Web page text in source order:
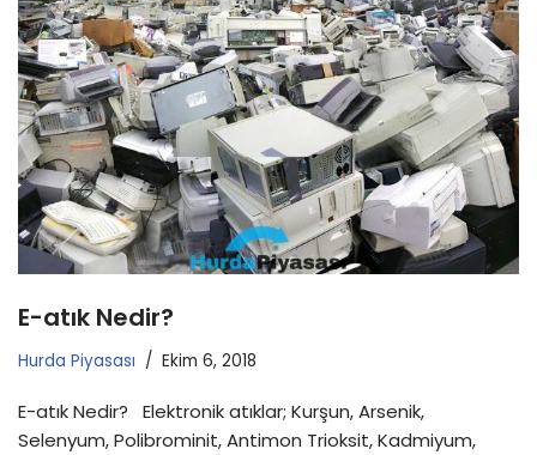
E-atık Nedir?
Hurda Piyasası Ekim 6, 2018
E-atık Nedir? Elektronik atıklar; Kurşun, Arsenik,
Selenyum, Polibrominit, Antimon Trioksit, Kadmiyum,